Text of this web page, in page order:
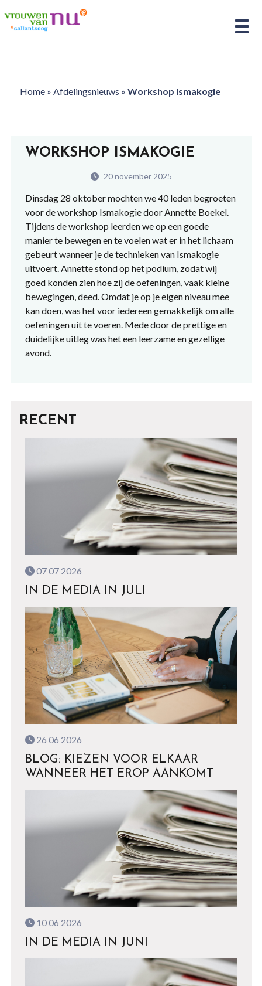
Home» Afdelingsnieuws » Workshop Ismakogie
WORKSHOP ISMAKOGIE
20 november 2025
Dinsdag 28 oktober mochten we 40 leden begroeten
voor de workshop Ismakogie door Annette Boekel.
Tijdens de workshop leerden we op een goede
manier te bewegen en te voelen wat er in het lichaam
gebeurt wanneer je de technieken van Ismakogie
uitvoert. Annette stond op het podium, zodat wij
goed konden zien hoe zij de oefeningen, vaak kleine
bewegingen, deed. Omdat je op je eigen niveau mee
kan doen, was het voor iedereen gemakkelijk om alle
oefeningen uit te voeren. Mede door de prettige en
duidelijke uitleg was het een leerzame en gezellige
avond.
RECENT
07 07 2026
IN DE MEDIA IN JULI
26 06 2026
BLOG: KIEZEN VOOR ELKAAR
WANNEER HET EROP AANKOMT
10 06 2026
IN DE MEDIA IN JUNI